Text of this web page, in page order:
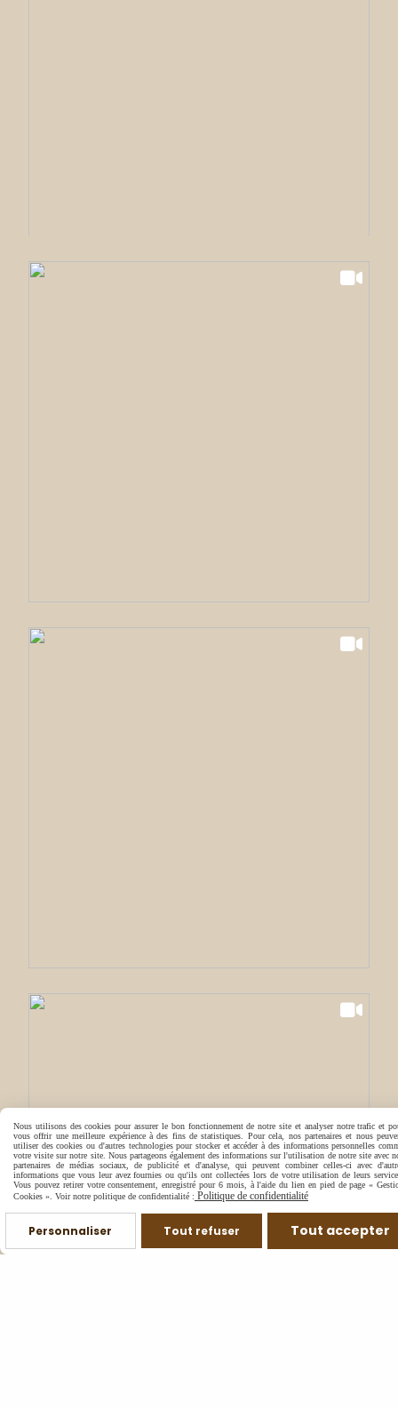
Nous utilisons des cookies pour assurer le bon fonctionnement de notre site et analyser notre trafic et
vous offrir une meilleure expérience à des fins de statistiques. Pour cela, nos partenaires et nous
utiliser des cookies ou d'autres technologies pour stocker et accéder à des informations personnelles
votre visite sur notre site. Nous partageons également des informations sur l'utilisation de notre site avec
partenaires de médias sociaux, de publicité et d'analyse, qui peuvent combiner celles-ci avec
informations que vous leur avez fournies ou qu'ils ont collectées lors de votre utilisation de leurs
Vous pouvez retirer votre consentement, enregistré pour 6 mois, à l'aide du lien en pied de page «
Cookies ». Voir notre politique de confidentialité : Politique de confidentialité
Personnaliser Tout refuser Tout accepter